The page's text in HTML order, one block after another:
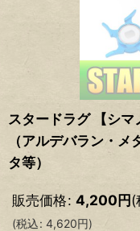
スタードラグ 【シ
（アルデバラン・
タ等）
販売価格: 4,200円(
(税込: 4,620円)